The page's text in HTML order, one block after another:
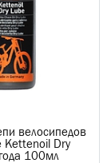
велосипедов
Kettenoil Dry
100мл